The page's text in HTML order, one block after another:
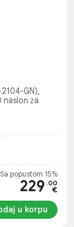
GN),
naslon za
Sa popustom 15%
229 .00
€
u korpu